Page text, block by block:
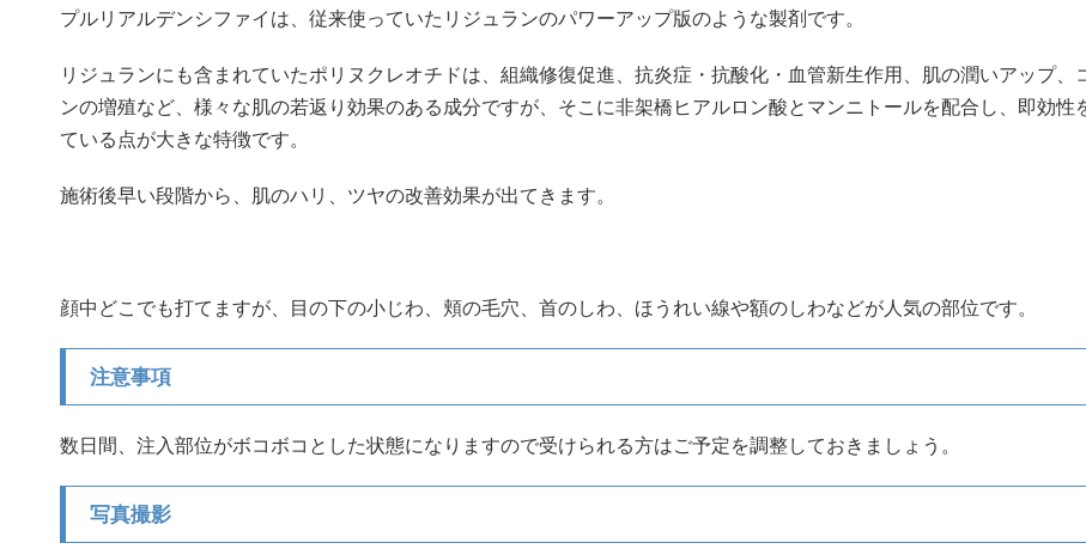
プルリアルデンシファイは、従来使っていたリジュランのパワーアップ版のような製剤です。
リジュランにも含まれていたポリヌクレオチドは、組織修復促進、抗炎症・抗酸化・血管新生作用、肌の潤いアップ、
ンの増殖など、様々な肌の若返り効果のある成分ですが、そこに非架橋ヒアルロン酸とマンニトールを配合し、即効性
ている点が大きな特徴です。
施術後早い段階から、肌のハリ、ツヤの改善効果が出てきます。
顔中どこでも打てますが、目の下の小じわ、頬の毛穴、首のしわ、ほうれい線や額のしわなどが人気の部位です。
注意事項
数日間、注入部位がボコボコとした状態になりますので受けられる方はご予定を調整しておきましょう。
写真撮影